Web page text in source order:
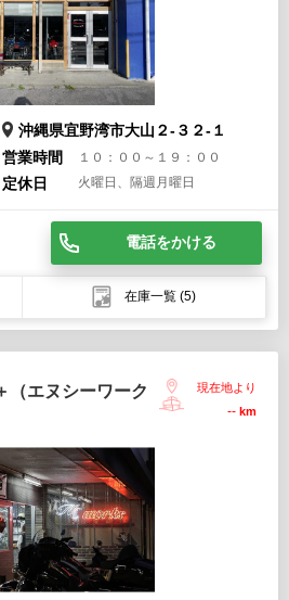
沖縄県宜野湾市大山２-３２-１
営業時間
１０：００～１９：００
定休日 火曜日、隔週月曜日
電話をかける
在庫一覧 (5)
エヌシーワーク
現在地より
-- km